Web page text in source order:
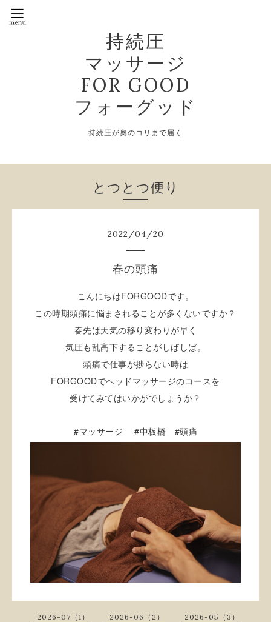
持続圧
マッサージ
FOR GOOD
フォーグッド
持続圧が奥のコリまで届く
とつとつ便り
2022/04/20
春の頭痛
こんにちはFORGOODです。
この時期頭痛に悩まされることが多くないですか？
春先は天気の移り変わりが早く
気圧も乱高下することがしばしば。
頭痛で仕事が捗らない時は
FORGOODでヘッドマッサージのコースを
受けてみてはいかがでしょうか？
#マッサージ #中板橋 #頭痛
2026-07（1） 2026-06（2） 2026-05（3）